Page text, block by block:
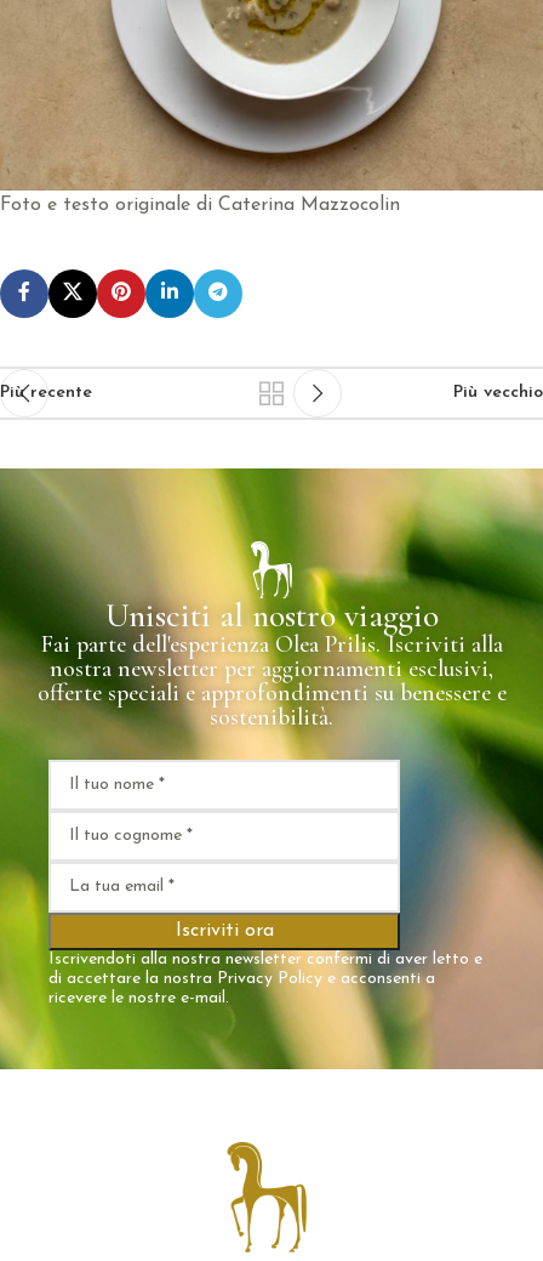
Foto e testo originale di Caterina Mazzocolin
Più recente Più vecchio
Unisciti al nostro viaggio
Fai parte dell'esperienza Olea Prilis. Iscriviti alla
nostra newsletter per aggiornamenti esclusivi,
offerte speciali e approfondimenti su benessere e
sostenibilità.
Iscrivendoti alla nostra newsletter confermi di aver letto e
di accettare la nostra Privacy Policy e acconsenti a
ricevere le nostre e-mail.